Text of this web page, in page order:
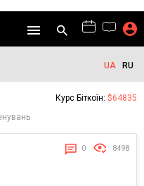
UA RU
Курс Біткоїн: $64835
0 8498